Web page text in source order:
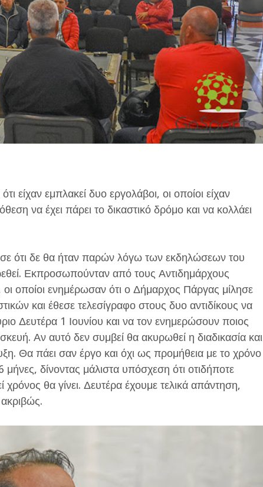
είχαν εμπλακεί δυο εργολάβοι, οι οποίοι είχαν
να έχει πάρει το δικαστικό δρόμο και να κολλάει
ότι δε θα ήταν παρών λόγω των εκδηλώσεων του
Εκπροσωπούνταν από τους Αντιδημάρχους
οποίοι ενημέρωσαν ότι ο Δήμαρχος Πάργας μίλησε
και έθεσε τελεσίγραφο στους δυο αντιδίκους να
Δευτέρα 1 Ιουνίου και να τον ενημερώσουν ποιος
Αν αυτό δεν συμβεί θα ακυρωθεί η διαδικασία και
Θα πάει σαν έργο και όχι ως προμήθεια με το χρόνο
δίνοντας μάλιστα υπόσχεση ότι οτιδήποτε
θα γίνει. Δευτέρα έχουμε τελικά απάντηση,